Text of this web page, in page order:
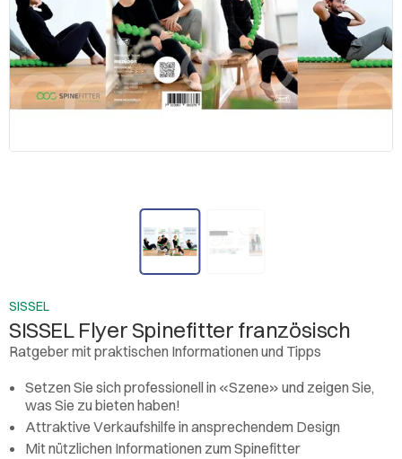
SISSEL
SISSEL Flyer Spinefitter französisch
Ratgeber mit praktischen Informationen und Tipps
Setzen Sie sich professionell in «Szene» und zeigen Sie,
was Sie zu bieten haben!
Attraktive Verkaufshilfe in ansprechendem Design
Mit nützlichen Informationen zum Spinefitter